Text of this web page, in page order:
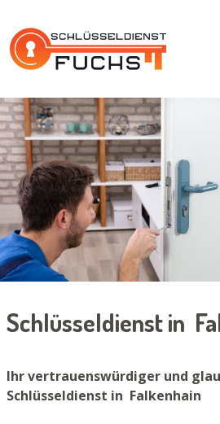
Schlüsseldienst in
Ihr vertrauenswürdiger und
Schlüsseldienst in Falkenhain